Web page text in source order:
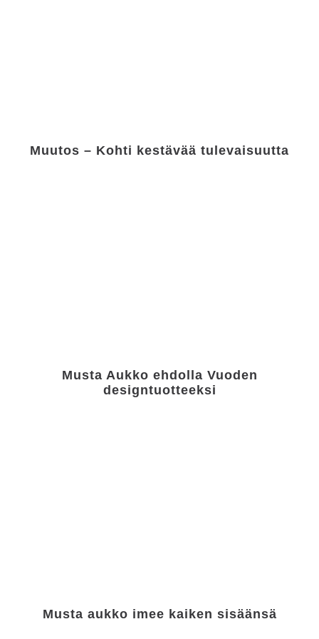
Muutos – Kohti kestävää tulevaisuutta
Musta Aukko ehdolla Vuoden
designtuotteeksi
Musta aukko imee kaiken sisäänsä